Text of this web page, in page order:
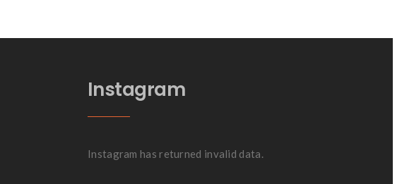
Instagram
Instagram has returned invalid data.